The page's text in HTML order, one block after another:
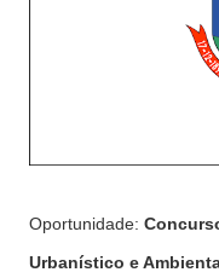
Oportunidade:
Urbanístico e